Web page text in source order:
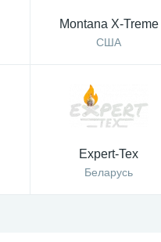
Montana X-Treme
США
Expert-Tex
Беларусь